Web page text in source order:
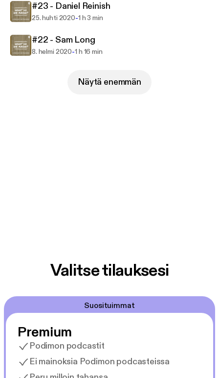
#23 - Daniel Reinish
25. huhti 2020-1 h 3 min
#22 - Sam Long
8. helmi 2020-1 h 16 min
Näytä enemmän
Valitse tilauksesi
Suosituimmat
Premium
Podimon podcastit
Ei mainoksia Podimon podcasteissa